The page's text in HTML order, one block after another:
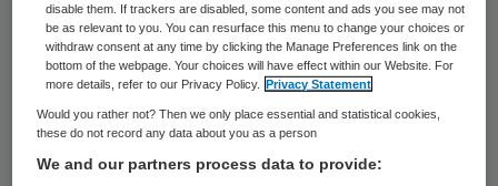
behaald.
De Milieuthermometer Zorg is een landelijk
erkend keurmerk voor duurzame
bedrijfsvoering in de zorg.
disable them. If trackers are disabled, some content and ads you see may not
be as relevant to you. You can resurface this menu to change your choices or
withdraw consent at any time by clicking the Manage Preferences link on the
bottom of the webpage. Your choices will have effect within our Website. For
more details, refer to our Privacy Policy.
Privacy Statement
Would you rather not? Then we only place essential and statistical cookies,
these do not record any data about you as a person
We and our partners process data to provide: